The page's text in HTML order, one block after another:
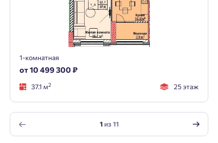
1-комнатная
от 10 499 300 ₽
37.1 м2 25 этаж
1из11